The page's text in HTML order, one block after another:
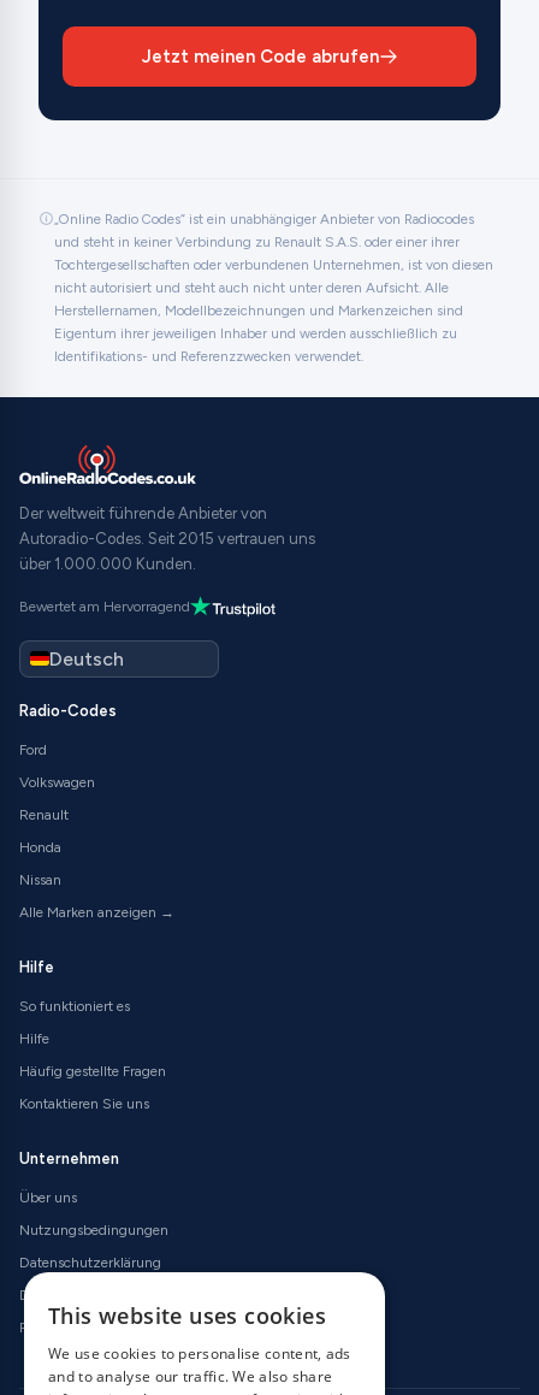
Jetzt meinen Code abrufen
„Online Radio Codes“ ist ein unabhängiger Anbieter von Radiocodes
und steht in keiner Verbindung zu Renault S.A.S. oder einer ihrer
Tochtergesellschaften oder verbundenen Unternehmen, ist von diesen
nicht autorisiert und steht auch nicht unter deren Aufsicht. Alle
Herstellernamen, Modellbezeichnungen und Markenzeichen sind
Eigentum ihrer jeweiligen Inhaber und werden ausschließlich zu
Identifikations- und Referenzzwecken verwendet.
Der weltweit führende Anbieter von
Autoradio-Codes. Seit 2015 vertrauen uns
über 1.000.000 Kunden.
Bewertet am Hervorragend
Radio-Codes
Ford
Volkswagen
Renault
Honda
Nissan
Alle Marken anzeigen →
Hilfe
So funktioniert es
Hilfe
Häufig gestellte Fragen
Kontaktieren Sie uns
Unternehmen
Über uns
Nutzungsbedingungen
Datenschutzerklärung
Datenschutzerklärung
Rückerstattungsrichtlinien
This website uses cookies
We use cookies to personalise content, ads
and to analyse our traffic. We also share